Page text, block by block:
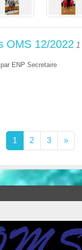
OMS 12/2022
par ENP Secretaire
1 2 3 »